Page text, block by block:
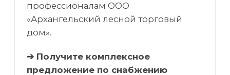
профессионалам ООО
«Архангельский лесной торговый
дом».
➔ Получите комплексное
предложение по снабжению